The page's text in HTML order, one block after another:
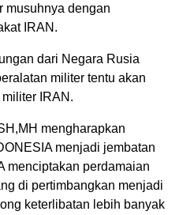
musuhnya dengan
IRAN.
dari Negara Rusia
militer tentu akan
IRAN.
mengharapkan
menjadi jembatan
menciptakan perdamaian
di pertimbangkan menjadi
keterlibatan lebih banyak